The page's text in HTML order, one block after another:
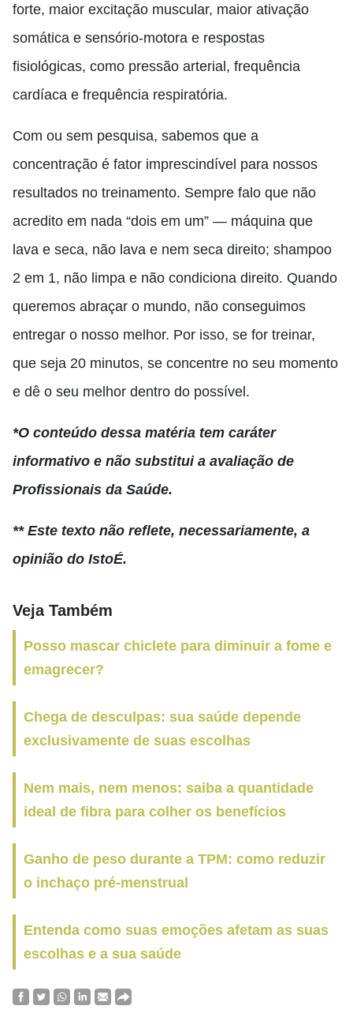
forte, maior excitação muscular, maior ativação
somática e sensório-motora e respostas
fisiológicas, como pressão arterial, frequência
cardíaca e frequência respiratória.
Com ou sem pesquisa, sabemos que a
concentração é fator imprescindível para nossos
resultados no treinamento. Sempre falo que não
acredito em nada “dois em um” — máquina que
lava e seca, não lava e nem seca direito; shampoo
2 em 1, não limpa e não condiciona direito. Quando
queremos abraçar o mundo, não conseguimos
entregar o nosso melhor. Por isso, se for treinar,
que seja 20 minutos, se concentre no seu momento
e dê o seu melhor dentro do possível.
*O conteúdo dessa matéria tem caráter
informativo e não substitui a avaliação de
Profissionais da Saúde.
** Este texto não reflete, necessariamente, a
opinião do IstoÉ.
Veja Também
Posso mascar chiclete para diminuir a fome e
emagrecer?
Chega de desculpas: sua saúde depende
exclusivamente de suas escolhas
Nem mais, nem menos: saiba a quantidade
ideal de fibra para colher os benefícios
Ganho de peso durante a TPM: como reduzir
o inchaço pré-menstrual
Entenda como suas emoções afetam as suas
escolhas e a sua saúde